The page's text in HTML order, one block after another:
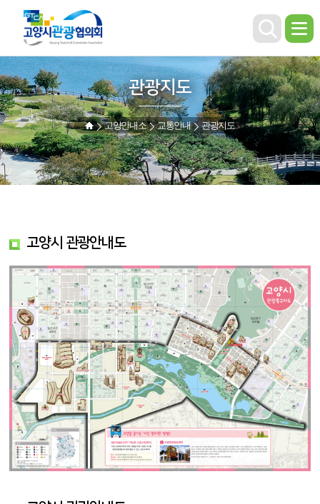
관광지도
고양안내소 교통안내 관광지도
고양시 관광안내도